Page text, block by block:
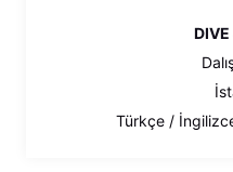
DIVE
Türkçe /